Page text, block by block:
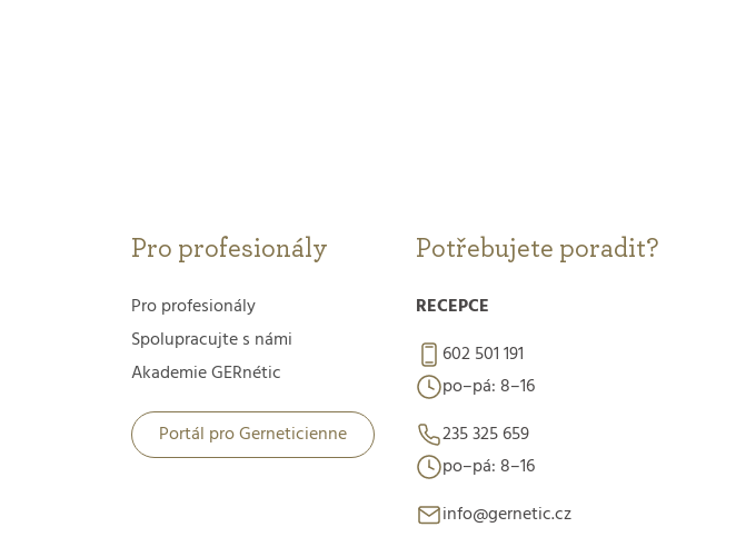
Pro profesionály
Pro profesionály
Spolupracujte s námi
Akademie GERnétic
Portál pro Gerneticienne
Potřebujete poradit?
RECEPCE
602 501 191
po–pá: 8–16
235 325 659
po–pá: 8–16
info@gernetic.cz